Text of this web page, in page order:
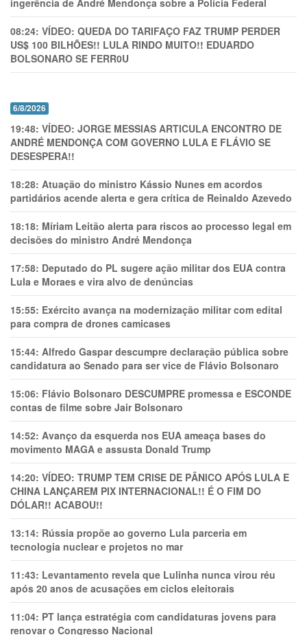
ingerência de André Mendonça sobre a Polícia Federal
08:24: VÍDEO: QUEDA DO TARIFAÇO FAZ TRUMP PERDER
US$ 100 BILHÕES!! LULA RINDO MUITO!! EDUARDO
BOLSONARO SE FERR0U
6/8/2026
19:48: VÍDEO: JORGE MESSIAS ARTICULA ENCONTRO DE
ANDRÉ MENDONÇA COM GOVERNO LULA E FLÁVIO SE
DESESPERA!!
18:28: Atuação do ministro Kássio Nunes em acordos
partidários acende alerta e gera crítica de Reinaldo Azevedo
18:18: Míriam Leitão alerta para riscos ao processo legal em
decisões do ministro André Mendonça
17:58: Deputado do PL sugere ação militar dos EUA contra
Lula e Moraes e vira alvo de denúncias
15:55: Exército avança na modernização militar com edital
para compra de drones camicases
15:44: Alfredo Gaspar descumpre declaração pública sobre
candidatura ao Senado para ser vice de Flávio Bolsonaro
15:06: Flávio Bolsonaro DESCUMPRE promessa e ESCONDE
contas de filme sobre Jair Bolsonaro
14:52: Avanço da esquerda nos EUA ameaça bases do
movimento MAGA e assusta Donald Trump
14:20: VÍDEO: TRUMP TEM CRlSE DE PÂNlCO APÓS LULA E
CHINA LANÇAREM PIX INTERNACIONAL!! É O FIM DO
DÓLAR!! ACABOU!!
13:14: Rússia propõe ao governo Lula parceria em
tecnologia nuclear e projetos no mar
11:43: Levantamento revela que Lulinha nunca virou réu
após 20 anos de acusações em ciclos eleitorais
11:04: PT lança estratégia com candidaturas jovens para
renovar o Congresso Nacional